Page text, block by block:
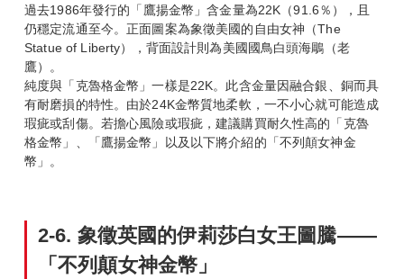
過去1986年發行的「鷹揚金幣」含金量為22K（91.6％），且
仍穩定流通至今。正面圖案為象徵美國的自由女神（The
Statue of Liberty），背面設計則為美國國鳥白頭海鵰（老
鷹）。
純度與「克魯格金幣」一樣是22K。此含金量因融合銀、銅而具
有耐磨損的特性。由於24K金幣質地柔軟，一不小心就可能造成
瑕疵或刮傷。若擔心風險或瑕疵，建議購買耐久性高的「克魯
格金幣」、「鷹揚金幣」以及以下將介紹的「不列顛女神金
幣」。
2-6. 象徵英國的伊莉莎白女王圖騰——
「不列顛女神金幣」